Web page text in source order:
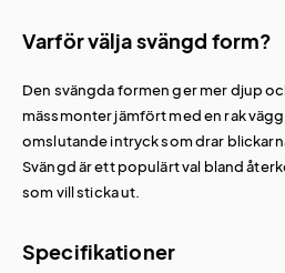
Varför välja svängd form?
Den svängda formen ger mer djup
mässmonter jämfört med en rak
omslutande intryck som drar
Svängd är ett populärt val bland
som vill sticka ut.
Specifikationer